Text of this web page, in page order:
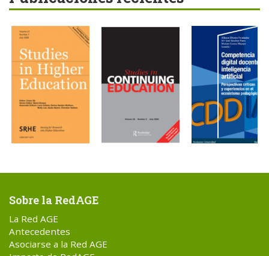
Sobre la RedAGE
La Red AGE
Antecedentes
Asociarse a la Red AGE